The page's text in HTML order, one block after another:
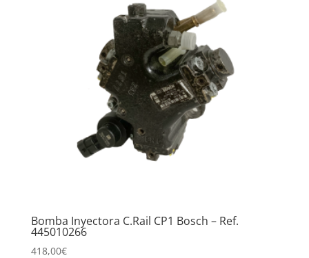
Bomba Inyectora C.Rail CP1 Bosch – Ref.
445010266
418,00€